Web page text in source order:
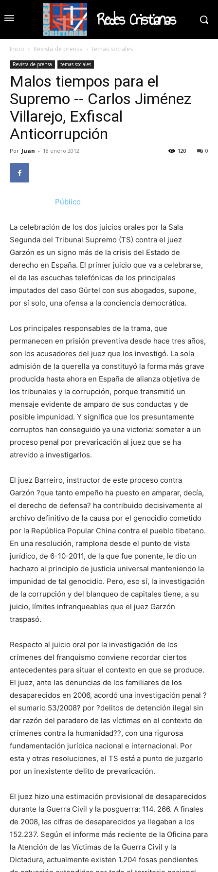
Redes Cristianas
Inicio Revista de prensa temas sociales
Revista de prensa temas sociales
Malos tiempos para el
Supremo -- Carlos Jiménez
Villarejo, Exfiscal
Anticorrupción
Por Juan - 18 enero 2012 0
120
Público
La celebración de los dos juicios orales por la Sala
Segunda del Tribunal Supremo (TS) contra el juez
Garzón es un signo más de la crisis del Estado de
derecho en España. El primer juicio que va a celebrarse,
el de las escuchas telefónicas de los principales
imputados del caso Gürtel con sus abogados, supone,
por sí solo, una ofensa a la conciencia democrática.
Los principales responsables de la trama, que
permanecen en prisión preventiva desde hace tres años,
son los acusadores del juez que los investigó. La sola
admisión de la querella ya constituyó la forma más grave
producida hasta ahora en España de alianza objetiva de
los tribunales y la corrupción, porque transmitió un
mensaje evidente de amparo de sus conductas y de
posible impunidad. Y significa que los presuntamente
corruptos han conseguido ya una victoria: someter a un
proceso penal por prevaricación al juez que se ha
atrevido a investigarlos.
El juez Barreiro, instructor de este proceso contra
Garzón ?que tanto empeño ha puesto en amparar, decía,
el derecho de defensa? ha contribuido decisivamente al
archivo definitivo de la causa por el genocidio cometido
por la República Popular China contra el pueblo tibetano.
En una resolución, ramplona desde el punto de vista
jurídico, de 6-10-2011, de la que fue ponente, le dio un
hachazo al principio de justicia universal manteniendo la
impunidad de tal genocidio. Pero, eso sí, la investigación
de la corrupción y del blanqueo de capitales tiene, a su
juicio, límites infranqueables que el juez Garzón
traspasó.
Respecto al juicio oral por la investigación de los
crímenes del franquismo conviene recordar ciertos
antecedentes para situar el contexto en que se produce.
El juez, ante las denuncias de los familiares de los
desaparecidos en 2006, acordó una investigación penal ?
el sumario 53/2008? por ?delitos de detención ilegal sin
dar razón del paradero de las víctimas en el contexto de
crímenes contra la humanidad??, con una rigurosa
fundamentación jurídica nacional e internacional. Por
esta y otras resoluciones, el TS está a punto de juzgarlo
por un inexistente delito de prevaricación.
El juez hizo una estimación provisional de desaparecidos
durante la Guerra Civil y la posguerra: 114. 266. A finales
de 2008, las cifras de desaparecidos ya llegaban a los
152.237. Según el informe más reciente de la Oficina para
la Atención de las Víctimas de la Guerra Civil y la
Dictadura, actualmente existen 1.204 fosas pendientes